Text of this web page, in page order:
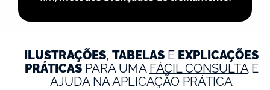
ILUSTRAÇÕES,TABELAS E EXPLICAÇÕES
PRÁTICASPARA UMA FÁCIL CONSULTAE
AJUDA NA APLICAÇÃO PRÁTICA